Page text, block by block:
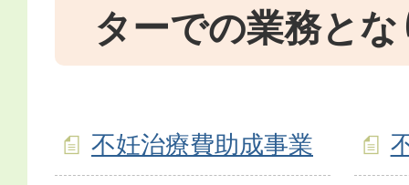
ターでの業務と
不妊治療費助成事業